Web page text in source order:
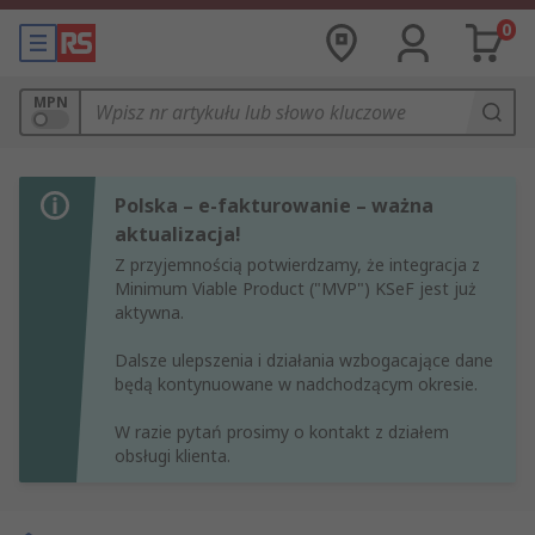
0
MPN
Polska – e-fakturowanie – ważna
aktualizacja!
Z przyjemnością potwierdzamy, że integracja z
Minimum Viable Product ("MVP") KSeF jest już
aktywna.
Dalsze ulepszenia i działania wzbogacające dane
będą kontynuowane w nadchodzącym okresie.
W razie pytań prosimy o kontakt z działem
obsługi klienta.